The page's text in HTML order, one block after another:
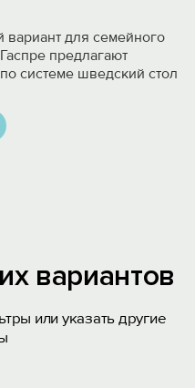
вариант для семейного
предлагают
системе шведский стол
вариантов
или указать другие